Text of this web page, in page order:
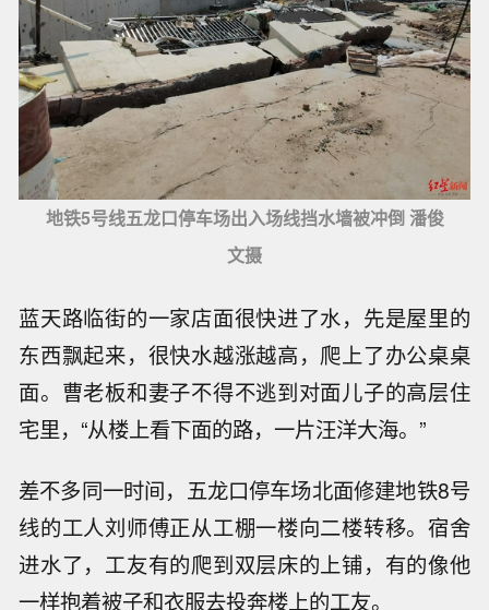
地铁5号线五龙口停车场出入场线挡水墙被冲倒 潘俊
文摄
蓝天路临街的一家店面很快进了水，先是屋里的
东西飘起来，很快水越涨越高，爬上了办公桌桌
面。曹老板和妻子不得不逃到对面儿子的高层住
宅里，“从楼上看下面的路，一片汪洋大海。”
差不多同一时间，五龙口停车场北面修建地铁8号
线的工人刘师傅正从工棚一楼向二楼转移。宿舍
进水了，工友有的爬到双层床的上铺，有的像他
一样抱着被子和衣服去投奔楼上的工友。